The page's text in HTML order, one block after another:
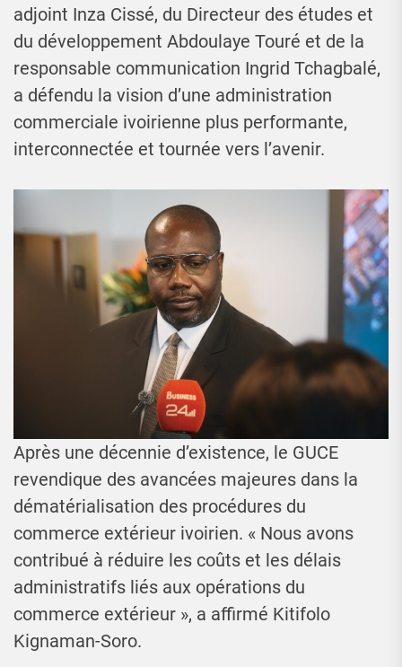
adjoint Inza Cissé, du Directeur des études et
du développement Abdoulaye Touré et de la
responsable communication Ingrid Tchagbalé,
a défendu la vision d’une administration
commerciale ivoirienne plus performante,
interconnectée et tournée vers l’avenir.
Après une décennie d’existence, le GUCE
revendique des avancées majeures dans la
dématérialisation des procédures du
commerce extérieur ivoirien. « Nous avons
contribué à réduire les coûts et les délais
administratifs liés aux opérations du
commerce extérieur », a affirmé Kitifolo
Kignaman-Soro.